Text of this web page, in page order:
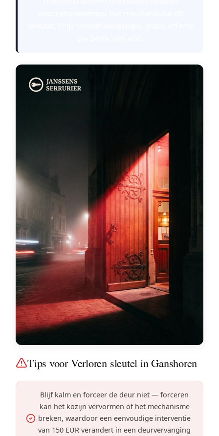
Tips voor Verloren sleutel in Ganshoren
Blijf kalm en forceer de deur niet — forceren
kan het kozijn vervormen of het mechanisme
breken, waardoor een eenvoudige interventie
van 150 EUR verandert in een deurvervanging